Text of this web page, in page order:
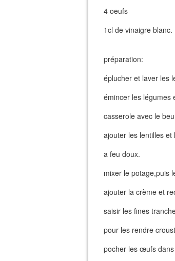
4 oeufs
1cl de vinaigre blanc.
préparation:
éplucher et laver les
émincer les légumes
casserole avec le
ajouter les lentilles
a feu doux.
mixer le potage,puis
ajouter la crème et
saisir les fines
pour les rendre
pocher les œufs